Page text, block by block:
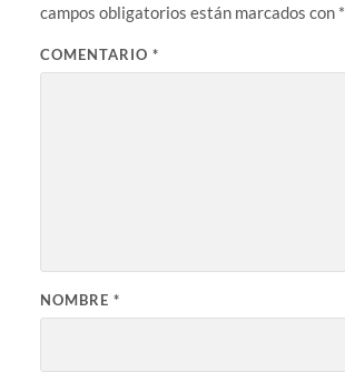
campos obligatorios están marcados con *
COMENTARIO *
NOMBRE *